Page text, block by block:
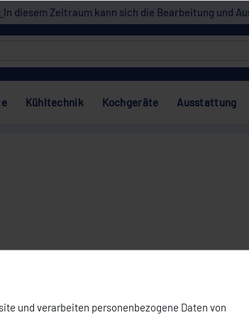
In diesem Zeitraum kann sich die Bearbeitung und
Kühltechnik Kochgeräte Ausstattung
und verarbeiten personenbezogene Daten von